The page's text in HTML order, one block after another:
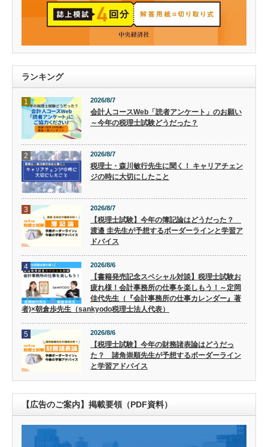
ランキング
1 2026/8/7
会計人コースWeb「読者アンケート」のお願い
～今年の税理士試験どうだった？
2 2026/8/7
税理士・森川敏行先生に聞く！ キャリアチェン
ジの時に大切にしたこと
3 2026/8/7
【税理士試験】今年の簿記論はどうだった？
渡邉 圭先生が予想するボーダーラインと学習ア
ドバイス
4 2026/8/6
【書籍発売記念スペシャル対談】税理士試験お
疲れ様！会計事務所の仕事を楽しもう！～定岡
佳代先生（『会計事務所の仕事カレンダー』著
者)×朝倉歩先生（sankyodo税理士法人代表）
5 2026/8/6
【税理士試験】今年の財務諸表論はどうだっ
た？ 諸角崇順先生が予想するボーダーライン
と学習アドバイス
【広告のご案内】掲載要領（PDF資料）